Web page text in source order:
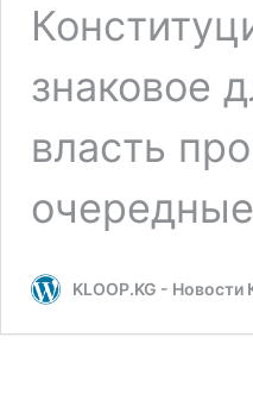
знаковое
власть
KLOOP.KG - Новости